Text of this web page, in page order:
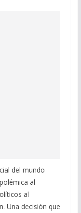
del mundo
al
al
Una decisión que